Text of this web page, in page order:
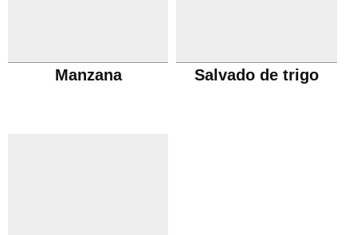
Manzana Salvado de trigo